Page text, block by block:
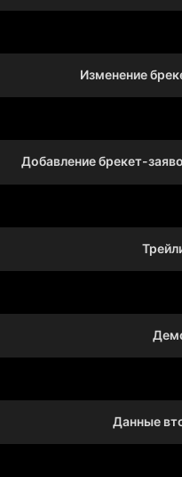
Изменение
Добавление брекет-
Данные